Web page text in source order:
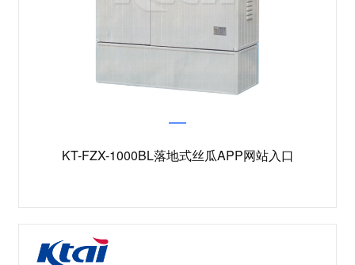
KT-FZX-1000BL落地式丝瓜APP网站入口